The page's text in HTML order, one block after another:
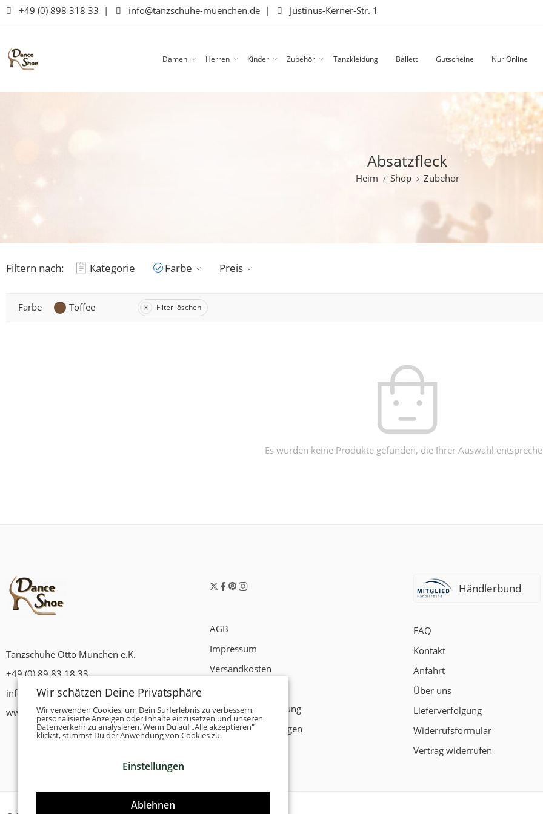
+49 (0) 898 318 33 | info@tanzschuhe-muenchen.de | Justinus-Kerner-Str. 1
Damen Herren Kinder Zubehör Tanzkleidung Ballett Gutscheine Nur Online
Absatzfleck
Heim Shop Zubehör
Filtern nach: Kategorie Farbe Preis
Farbe Toffee Filter löschen
Es wurden keine Produkte gefunden, die Ihrer Auswahl
Tanzschuhe Otto München e.K.
+49 (0) 89 83 18 33
info@tanzschuhe-muenchen.de
www.tanzschuhe-muenchen.de
AGB
Impressum
Versandkosten
Datenschutzerklärung
Zahlungsbedingungen
Händlerbund
FAQ
Kontakt
Anfahrt
Über uns
Lieferverfolgung
Widerrufsformular
Vertrag widerrufen
Wir schätzen Deine Privatsphäre
Wir verwenden Cookies, um Dein Surferlebnis zu verbessern,
personalisierte Anzeigen oder Inhalte einzusetzen und unseren
Datenverkehr zu analysieren. Wenn Du auf „Alle akzeptieren"
klickst, stimmst Du der Anwendung von Cookies zu.
Einstellungen
Ablehnen